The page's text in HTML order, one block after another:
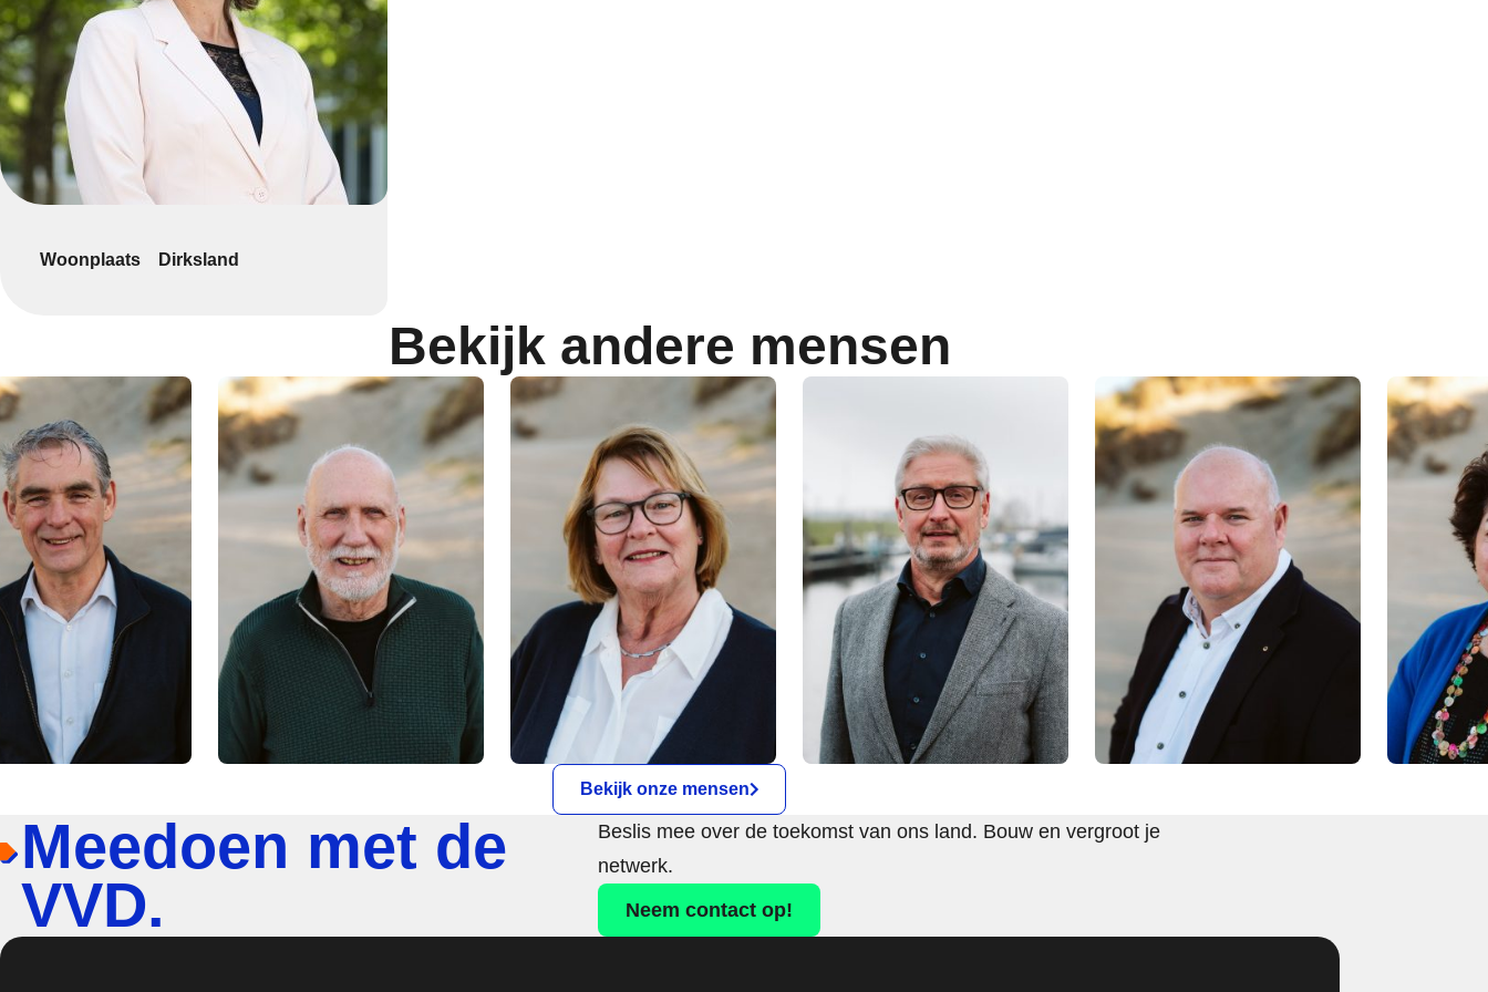
Woonplaats Dirksland
Bekijk andere mensen
Bekijk onze mensen
Meedoen met de
VVD.
Beslis mee over de toekomst van ons land. Bouw en vergroot je
netwerk.
Neem contact op!